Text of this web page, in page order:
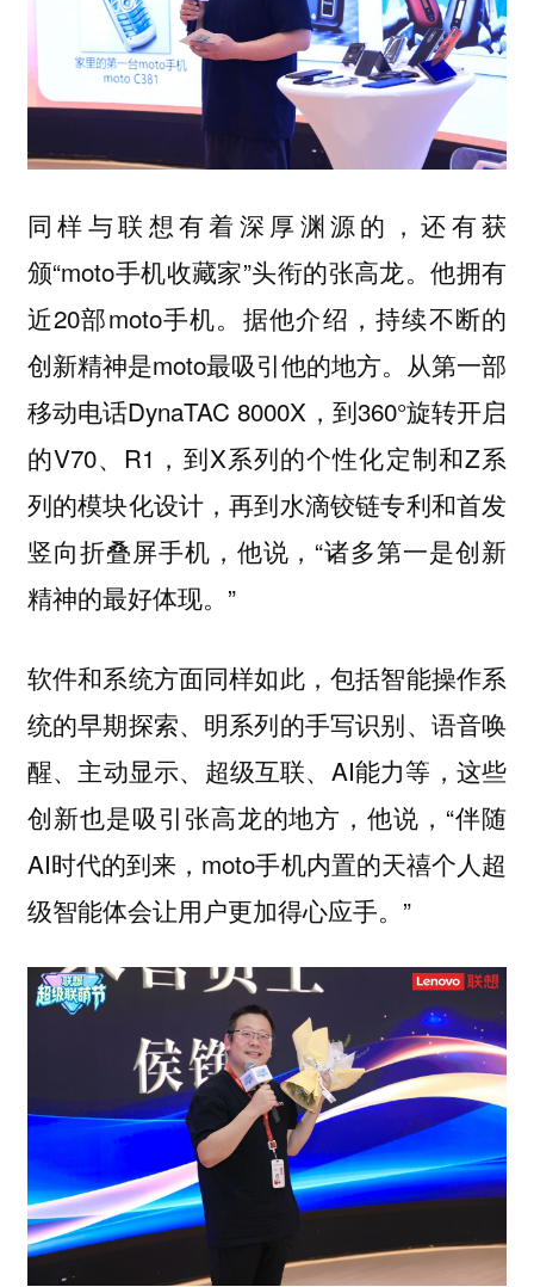
同样与联想有着深厚渊源的，还有获
颁“moto手机收藏家”头衔的张高龙。他拥有
近20部moto手机。据他介绍，持续不断的
创新精神是moto最吸引他的地方。从第一部
移动电话DynaTAC 8000X，到360°旋转开启
的V70、R1，到X系列的个性化定制和Z系
列的模块化设计，再到水滴铰链专利和首发
竖向折叠屏手机，他说，“诸多第一是创新
精神的最好体现。”
软件和系统方面同样如此，包括智能操作系
统的早期探索、明系列的手写识别、语音唤
醒、主动显示、超级互联、AI能力等，这些
创新也是吸引张高龙的地方，他说，“伴随
AI时代的到来，moto手机内置的天禧个人超
级智能体会让用户更加得心应手。”